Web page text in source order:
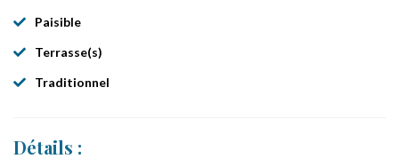
Paisible
Terrasse(s)
Traditionnel
Détails :